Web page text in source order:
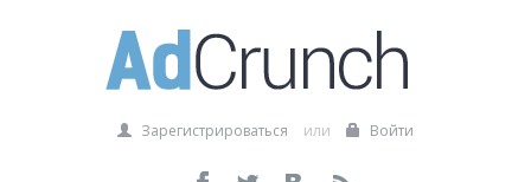
Зарегистрироваться или Войти